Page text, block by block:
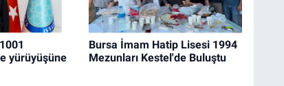
yürüyüşüne
Bursa İmam Hatip Lisesi 1994
Mezunları Kestel'de Buluştu